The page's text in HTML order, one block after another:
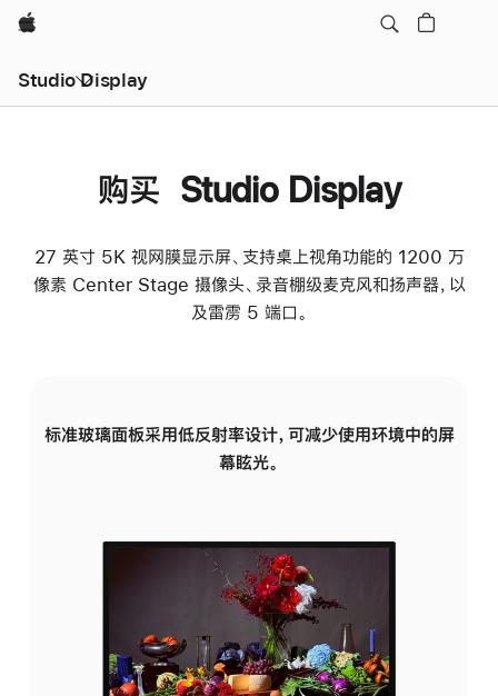
Apple
Studio Display
购买 Studio Display
27 英寸 5K 视网膜显示屏、支持桌上视角功能的 1200 万
像素 Center Stage 摄像头、录音棚级麦克风和扬声器，以
及雷雳 5 端口。
标准玻璃面板采用低反射率设计，可减少使用环境中的屏
幕眩光。